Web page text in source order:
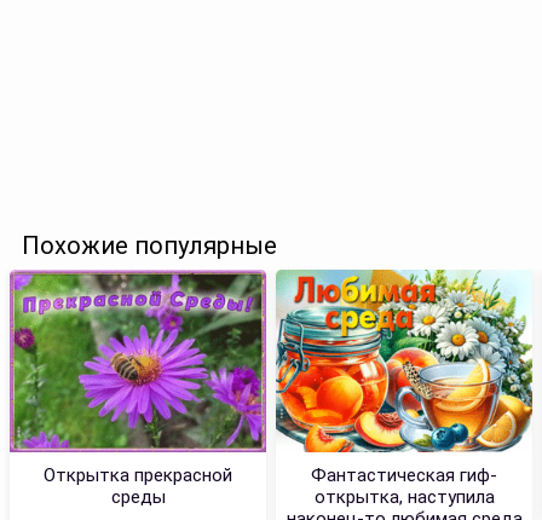
Похожие популярные
Открытка прекрасной
среды
Фантастическая гиф-
открытка, наступила